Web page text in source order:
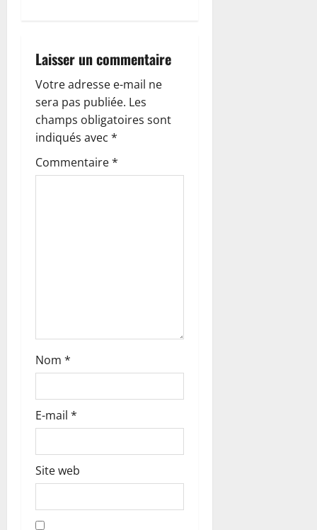
n
d
’
a
e
Laisser un commentaire
Votre adresse e-mail ne
sera pas publiée. Les
champs obligatoires sont
indiqués avec *
Commentaire*
Nom *
E-mail *
Site web